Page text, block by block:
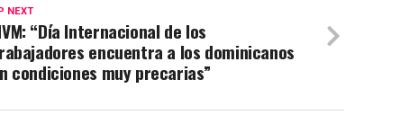
NEXT
“Día Internacional de los
encuentra a los dominicanos
condiciones muy precarias”